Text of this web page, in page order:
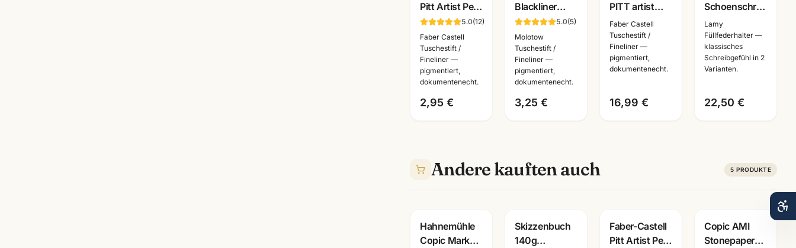
Pitt Artist Pen
Brushpen ·
pigmentiert
dokumentenecht
· alle Farben
5.0(12)
Faber Castell
Tuschestift /
Fineliner —
pigmentiert,
dokumentenecht.
2,95 €
Blackliner
Fineliner
schwarz ·
pigmentiert +
dokumentenecht
·
5.0(5)
Molotow
Tuschestift /
Fineliner —
pigmentiert,
dokumentenecht.
3,25 €
PITT artist
pen 6er Set
schwarz ·
Tuschestifte
dokumentenecht
Faber Castell
Tuschestift /
Fineliner —
pigmentiert,
dokumentenecht.
16,99 €
Schoenschreibfueller
· Federbreite
1,1/1,5/1,9 mm
wählbar ·
Kalligrafie
Lamy
Füllfederhalter —
klassisches
Schreibgefühl in 2
Varianten.
22,50 €
Andere kauften auch 5 PRODUKTE
Hahnemühle
Copic Marker
Skizzenbuch
140g
Faber-Castell
Pitt Artist Pen
Copic AMI
Stonepaper